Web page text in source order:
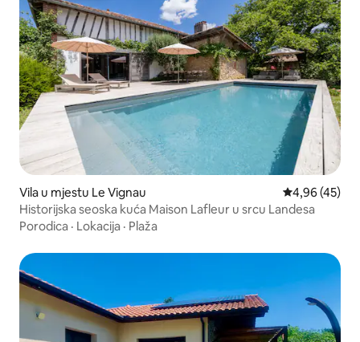
Vila u mjestu Le Vignau Prosječna
4,96 (45)
Historijska seoska kuća Maison Lafleur u srcu Landesa
Porodica · Lokacija · Plaža